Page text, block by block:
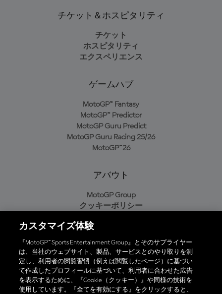
チケット＆ホスピタリティ
チケット
ホスピタリティ
エクスペリエンス
ゲームハブ
MotoGP™ Fantasy
MotoGP™ Predictor
MotoGP Guru Predict
MotoGP Guru Racing 25/26
MotoGP™26
アバウト
MotoGP Group
クッキーポリシー
プライバシーポリシー
購入ポリシー
オフィシャルアプリ
カスタマイズ体験
『MotoGP™ Sports Entertainment Group』とそのサプライヤー
は、当社のウェブサイト、製品、サービスとのやり取りを測
定し、利用者の閲覧習慣（例えば閲覧したページ）に基づい
て作成したプロフィールに基づいて、利用者に合わせた広告
を表示するために、『Cookie（クッキー）』や同様の技術を
使用しています。『全てを有効にする』をクリックすると、